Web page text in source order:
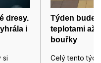
dresy.
i
si
Týden bude
teplotami až
bouřky
Celý tento